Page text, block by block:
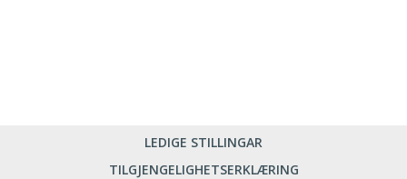
LEDIGE STILLINGAR
TILGJENGELIGHETSERKLÆRING